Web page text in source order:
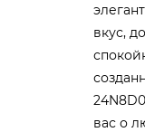
вкус,
вас о